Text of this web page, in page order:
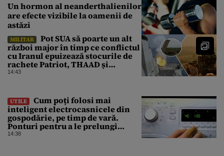
Un hormon al neanderthalienilor
are efecte vizibile la oamenii de
astăzi
MILITAR
Pot SUA să poarte un alt
război major în timp ce conflictul
cu Iranul epuizează stocurile de
rachete Patriot, THAAD și
Tomahawk?
14:43
UTILE
Cum poți folosi mai
inteligent electrocasnicele din
gospodărie, pe timp de vară.
Ponturi pentru a le prelungi
durata de viață
14:38